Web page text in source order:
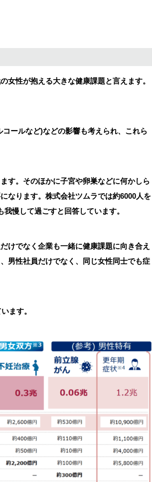
女性が抱える大きな健康課題と言えます。
ールなど)などの影響も考えられ、これら
す。そのほかに子宮や卵巣などに何かしら
なります。株式会社ツムラでは約6000人を
慢して過ごすと回答しています。
けでなく企業も一緒に健康課題に向き合え
男性社員だけでなく、同じ女性同士でも症
ます。